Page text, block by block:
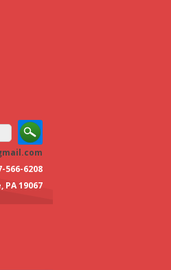
566-6208
19067